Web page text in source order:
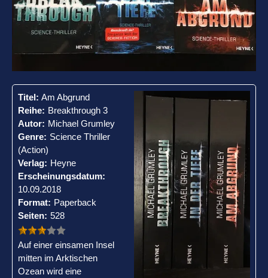
Titel: Am Abgrund
Reihe: Breakthrough 3
Autor: Michael Grumley
Genre: Science Thriller
(Action)
Verlag: Heyne
Erscheinungsdatum:
10.09.2018
Format: Paperback
Seiten: 528
Auf einer einsamen Insel
mitten im Arktischen
Ozean wird eine